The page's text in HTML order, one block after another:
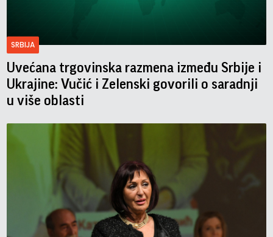
SRBIJA
Uvećana trgovinska razmena između Srbije i
Ukrajine: Vučić i Zelenski govorili o saradnji
u više oblasti